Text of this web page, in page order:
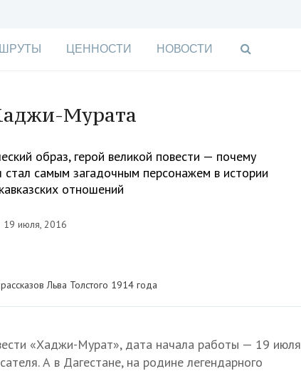
ЦЕННОСТИ НОВОСТИ
Мурата
образ, герой великой повести — почему
самым загадочным персонажем в истории
отношений
19 июля, 2016
Льва Толстого 1914 года
«Хаджи-Мурат», дата начала работы — 19 июля
А в Дагестане, на родине легендарного